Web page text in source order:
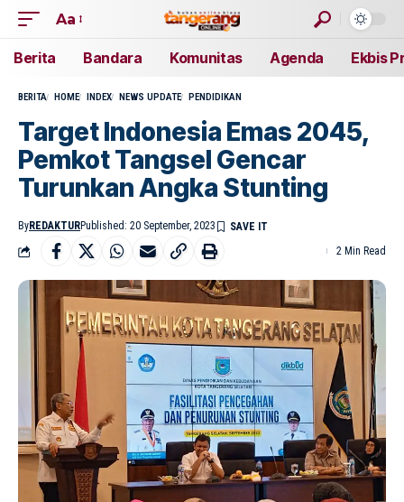
Aa
Berita Bandara Komunitas Agenda Ekbis
BERITA HOME INDEX NEWS UPDATE PENDIDIKAN
Target Indonesia Emas 2045,
Pemkot Tangsel Gencar
Turunkan Angka Stunting
ByREDAKTURPublished: 20 September, 2023
2 Min Read